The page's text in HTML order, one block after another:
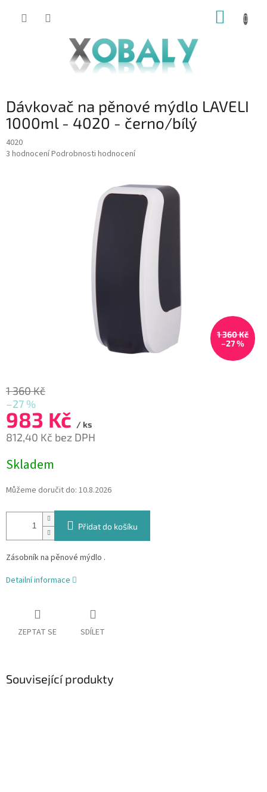
KOŠÍK
Dávkovač na pěnové mýdlo LAVELI
1000ml - 4020 - černo/bílý
4020
Průměrné
3 hodnoceníPodrobnosti hodnocení
1 360 Kč
–27 %
1 360 Kč
–27 %
983 Kč / ks
812,40 Kč bez DPH
cena:
Skladem
Můžeme doručit do: 10.8.2026
Přidat do košíku
Zásobník na pěnové mýdlo .
Detailní informace
ZEPTAT SE SDÍLET
Související produkty